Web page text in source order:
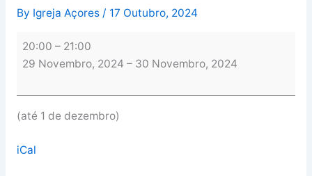
By Igreja Açores / 17 Outubro, 2024
20:00 – 21:00
29 Novembro, 2024 – 30 Novembro, 2024
(até 1 de dezembro)
iCal